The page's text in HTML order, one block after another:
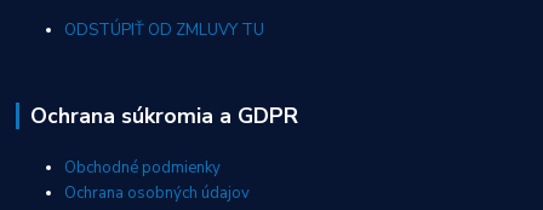
ODSTÚPIŤ OD ZMLUVY TU
Ochrana súkromia a GDPR
Obchodné podmienky
Ochrana osobných údajov